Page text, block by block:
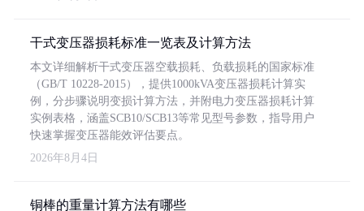
干式变压器损耗标准一览表及计算方法
本文详细解析干式变压器空载损耗、负载损耗的国家标准
（GB/T 10228-2015），提供1000kVA变压器损耗计算实
例，分步骤说明变损计算方法，并附电力变压器损耗计算
实例表格，涵盖SCB10/SCB13等常见型号参数，指导用户
快速掌握变压器能效评估要点。
2026年8月4日
铜棒的重量计算方法有哪些